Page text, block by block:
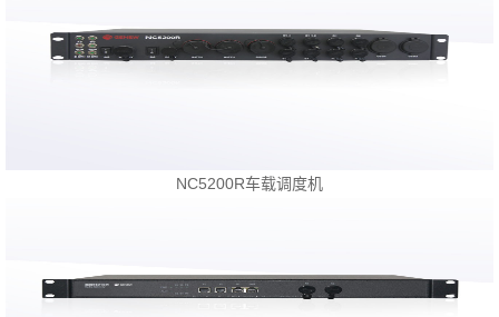
NC5200R车载调度机